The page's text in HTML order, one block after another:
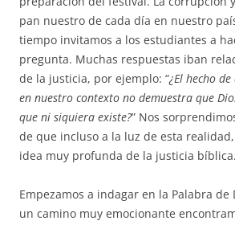
pan nuestro de cada día en nuestro
tiempo invitamos a los estudiantes a
pregunta. Muchas respuestas iban
de la justicia, por ejemplo: “¿El hecho
en nuestro contexto no demuestra que
que ni siquiera existe?” Nos
de que incluso a la luz de esta
idea muy profunda de la justicia bíblica.
Empezamos a indagar en la Palabra de
un camino muy emocionante